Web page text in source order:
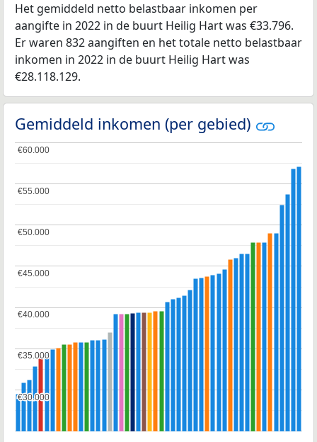
Het gemiddeld netto belastbaar inkomen per
aangifte in 2022 in de buurt Heilig Hart was €33.796.
Er waren 832 aangiften en het totale netto belastbaar
inkomen in 2022 in de buurt Heilig Hart was
€28.118.129.
Gemiddeld inkomen (per gebied)
€30.000
€30.000
€35.000
€35.000
€40.000
€40.000
€45.000
€45.000
€50.000
€50.000
€55.000
€55.000
€60.000
€60.000